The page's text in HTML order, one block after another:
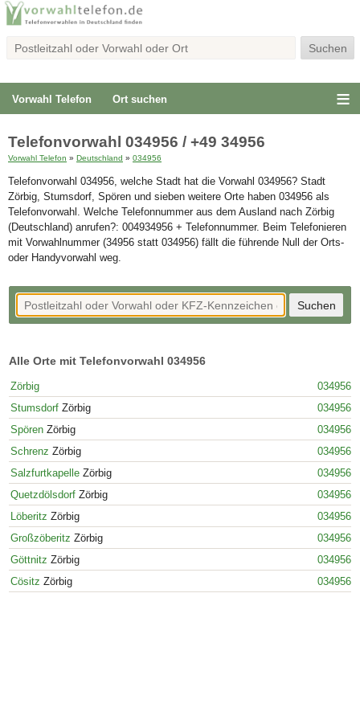
Vorwahl Telefon Ort suchen
Telefonvorwahl 034956 / +49 34956
Vorwahl Telefon » Deutschland » 034956
Telefonvorwahl 034956, welche Stadt hat die Vorwahl 034956? Stadt
Zörbig, Stumsdorf, Spören und sieben weitere Orte haben 034956 als
Telefonvorwahl. Welche Telefonnummer aus dem Ausland nach Zörbig
(Deutschland) anrufen?: 004934956 + Telefonnummer. Beim Telefonieren
mit Vorwahlnummer (34956 statt 034956) fällt die führende Null der Orts-
oder Handyvorwahl weg.
Alle Orte mit Telefonvorwahl 034956
Zörbig
034956
Stumsdorf Zörbig
034956
Spören Zörbig
034956
Schrenz Zörbig
034956
Salzfurtkapelle Zörbig
034956
Quetzdölsdorf Zörbig
034956
Löberitz Zörbig
034956
Großzöberitz Zörbig
034956
Göttnitz Zörbig
034956
Cösitz Zörbig 034956